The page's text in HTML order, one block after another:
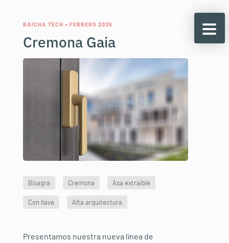
BAICHA TECH » FEBRERO 2025
Cremona Gaia
Bisagra Cremona Asa extraíble
Con llave Alta arquitectura
Presentamos nuestra nueva línea de